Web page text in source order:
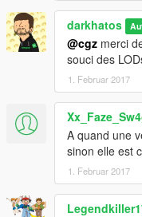
darkhatos
@cgz merci
souci des
1. Februar 2017
A quand une
sinon elle est
1. Februar 2017